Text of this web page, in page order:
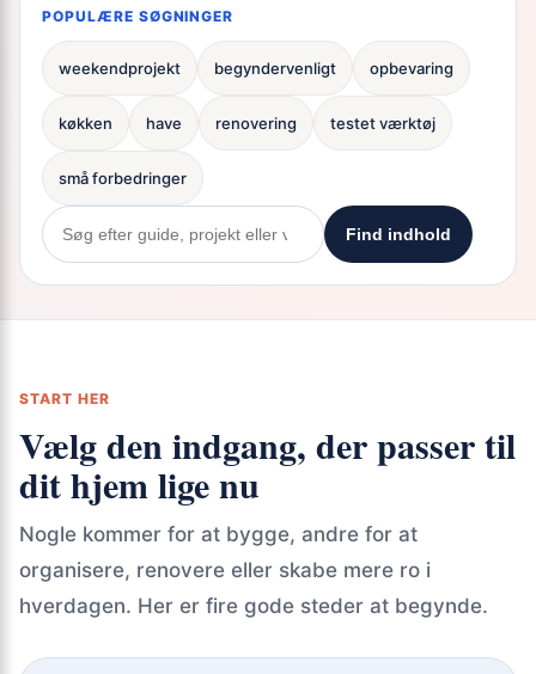
POPULÆRE SØGNINGER
weekendprojekt begyndervenligt opbevaring
køkken have renovering testet værktøj
små forbedringer
Find indhold
START HER
Vælg den indgang, der passer til
dit hjem lige nu
Nogle kommer for at bygge, andre for at
organisere, renovere eller skabe mere ro i
hverdagen. Her er fire gode steder at begynde.